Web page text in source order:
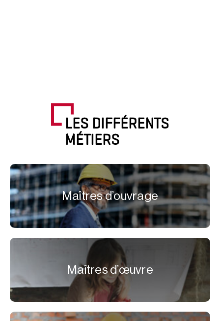
LES DIFFÉRENTS
MÉTIERS
Maîtres d’ouvrage
Maîtres d’œuvre